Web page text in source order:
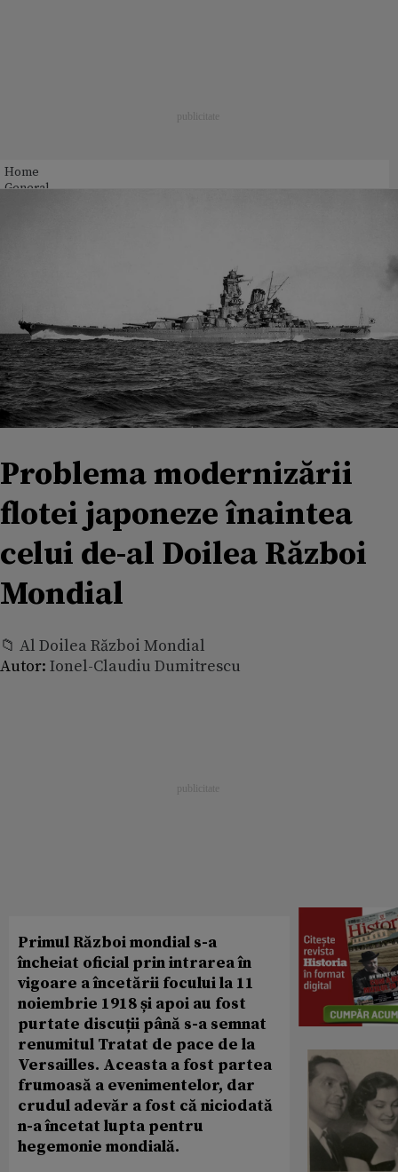
Home
General
Problema modernizării
flotei japoneze înaintea
celui de-al Doilea Război
Mondial
📁 Al Doilea Război Mondial
Autor: Ionel-Claudiu Dumitrescu
Primul Război mondial s-a
încheiat oficial prin intrarea în
vigoare a încetării focului la 11
noiembrie 1918 și apoi au fost
purtate discuții până s-a semnat
renumitul Tratat de pace de la
Versailles. Aceasta a fost partea
frumoasă a evenimentelor, dar
crudul adevăr a fost că niciodată
n-a încetat lupta pentru
hegemonie mondială.